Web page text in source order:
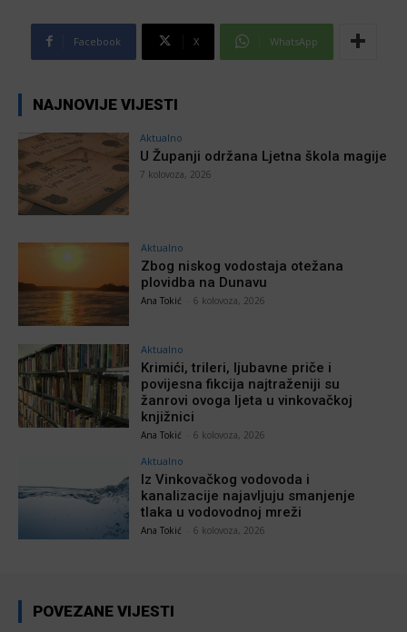
Facebook X WhatsApp
NAJNOVIJE VIJESTI
Aktualno
U Županji održana Ljetna škola magije
7 kolovoza, 2026
Aktualno
Zbog niskog vodostaja otežana
plovidba na Dunavu
Ana Tokić 6 kolovoza, 2026
Aktualno
Krimići, trileri, ljubavne priče i
povijesna fikcija najtraženiji su
žanrovi ovoga ljeta u vinkovačkoj
knjižnici
Ana Tokić 6 kolovoza, 2026
Aktualno
Iz Vinkovačkog vodovoda i
kanalizacije najavljuju smanjenje
tlaka u vodovodnoj mreži
Ana Tokić 6 kolovoza, 2026
POVEZANE VIJESTI